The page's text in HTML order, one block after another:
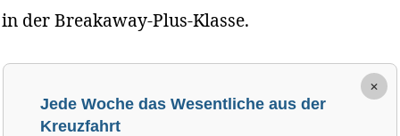
in der Breakaway-Plus-Klasse.
×
Jede Woche das Wesentliche aus der
Kreuzfahrt